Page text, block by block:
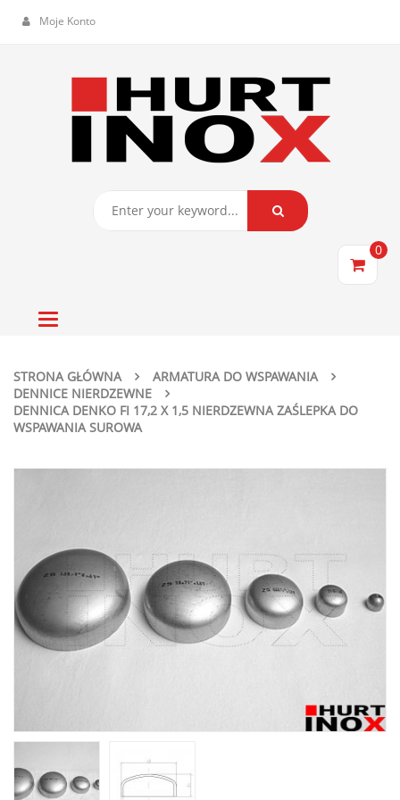
Moje Konto
0
Toggle
STRONA GŁÓWNA
ARMATURA DO WSPAWANIA
DENNICE NIERDZEWNE
DENNICA DENKO FI 17,2 X 1,5 NIERDZEWNA ZAŚLEPKA DO
WSPAWANIA SUROWA